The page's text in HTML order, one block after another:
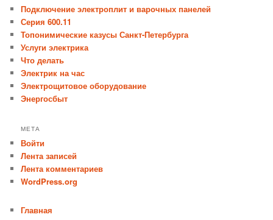
Подключение электроплит и варочных панелей
Серия 600.11
Топонимические казусы Санкт-Петербурга
Услуги электрика
Что делать
Электрик на час
Электрощитовое оборудование
Энергосбыт
МЕТА
Войти
Лента записей
Лента комментариев
WordPress.org
Главная